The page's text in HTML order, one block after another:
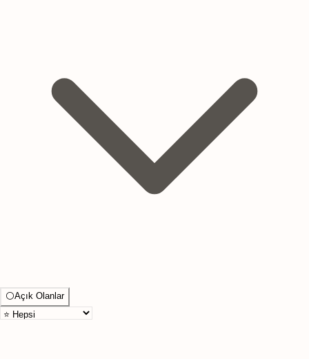
⚪Açık Olanlar